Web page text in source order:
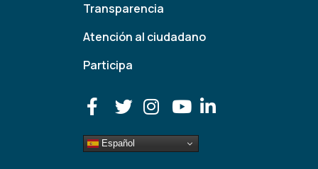
Transparencia
Atención al ciudadano
Participa
Español